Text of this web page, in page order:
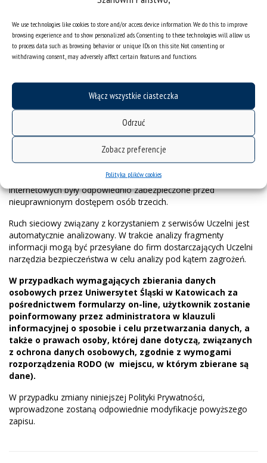
We use technologies like cookies to store and/or access device information. We do this to improve
browsing experience and to show personalized ads. Consenting to these technologies will allow us
to process data such as browsing behavior or unique IDs on this site. Not consenting or
withdrawing consent, may adversely affect certain features and functions.
Włącz wszystkie ciasteczka
Odrzuć
Zobacz preferencje
Polityka plików cookies
UXTweak.
Na stronach Uniwersytetu Śląskiego w Katowicach
wykorzystywane są wtyczki do serwisów
społecznościowych, w szczególności Facebook, Twitter,
Instagram, Youtube, Issuu, LinkedIn.
Ponadto, na stronach internetowych Uczelni zamieszczane są
odnośniki do stron internetowych podmiotów zewnętrznych.
Uniwersytet Śląski w Katowicach nie odpowiada za politykę
prywatności podmiotów zewnętrznych. Użytkownicy powinni
zapoznać się ze szczegółowymi zasadami ochrony prywatności
Uniwersytet Śląski w Katowicach dokłada starań technicznych i
organizacyjnych, aby dane przetwarzane w serwisach
internetowych były odpowiednio zabezpieczone przed
nieuprawnionym dostępem osób trzecich.
Ruch sieciowy związany z korzystaniem z serwisów Uczelni jest
automatycznie analizowany. W trakcie analizy fragmenty
informacji mogą być przesyłane do firm dostarczających Uczelni
narzędzia bezpieczeństwa w celu analizy pod kątem zagrożeń.
W przypadkach wymagających zbierania danych
osobowych przez Uniwersytet Śląski w Katowicach za
pośrednictwem formularzy on-line, użytkownik zostanie
poinformowany przez administratora w klauzuli
informacyjnej o sposobie i celu przetwarzania danych, a
także o prawach osoby, której dane dotyczą, związanych
z ochrona danych osobowych, zgodnie z wymogami
rozporządzenia RODO (w miejscu, w którym zbierane są
dane).
W przypadku zmiany niniejszej Polityki Prywatności,
wprowadzone zostaną odpowiednie modyfikacje powyższego
zapisu.